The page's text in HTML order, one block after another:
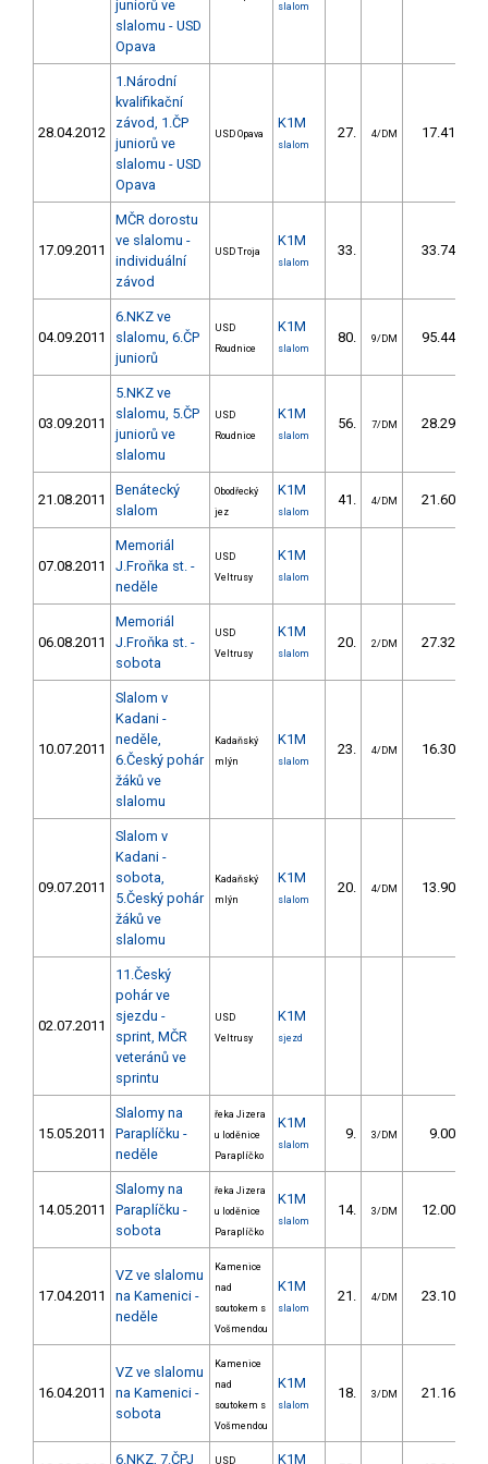
juniorů ve
slalomu - USD
Opava
slalom
28.04.2012
1.Národní
kvalifikační
závod, 1.ČP
juniorů ve
slalomu - USD
Opava
USD Opava
K1M
slalom
27. 4/DM 17.41
17.09.2011
MČR dorostu
ve slalomu -
individuální
závod
USD Troja
K1M
slalom
33. 33.74
04.09.2011
6.NKZ ve
slalomu, 6.ČP
juniorů
USD
Roudnice
K1M
slalom
80. 9/DM 95.44
03.09.2011
5.NKZ ve
slalomu, 5.ČP
juniorů ve
slalomu
USD
Roudnice
K1M
slalom
56. 7/DM 28.29
21.08.2011
Benátecký
slalom
Obodřecký
jez
K1M
slalom
41. 4/DM 21.60
07.08.2011
Memoriál
J.Froňka st. -
neděle
USD
Veltrusy
K1M
slalom
06.08.2011
Memoriál
J.Froňka st. -
sobota
USD
Veltrusy
K1M
slalom
20. 2/DM 27.32
10.07.2011
Slalom v
Kadani -
neděle,
6.Český pohár
žáků ve
slalomu
Kadaňský
mlýn
K1M
slalom
23. 4/DM 16.30
09.07.2011
Slalom v
Kadani -
sobota,
5.Český pohár
žáků ve
slalomu
Kadaňský
mlýn
K1M
slalom
20. 4/DM 13.90
02.07.2011
11.Český
pohár ve
sjezdu -
sprint, MČR
veteránů ve
sprintu
USD
Veltrusy
K1M
sjezd
15.05.2011
Slalomy na
Paraplíčku -
neděle
řeka Jizera
u loděnice
Paraplíčko
K1M
slalom
9. 3/DM 9.00
14.05.2011
Slalomy na
Paraplíčku -
sobota
řeka Jizera
u loděnice
Paraplíčko
K1M
slalom
14. 3/DM 12.00
17.04.2011
VZ ve slalomu
na Kamenici -
neděle
Kamenice
nad
soutokem s
Vošmendou
K1M
slalom
21. 4/DM 23.10
16.04.2011
VZ ve slalomu
na Kamenici -
sobota
Kamenice
nad
soutokem s
Vošmendou
K1M
slalom
18. 3/DM 21.16
6.NKZ, 7.ČPJ
USD
K1M